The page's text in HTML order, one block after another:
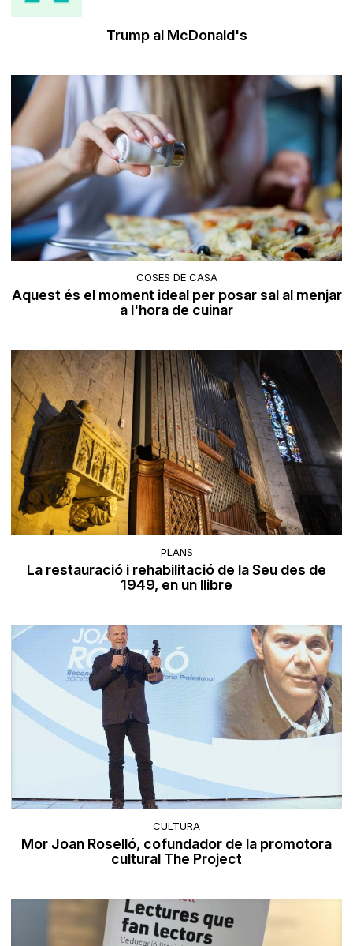
Trump al McDonald's
COSES DE CASA
Aquest és el moment ideal per posar sal al menjar
a l'hora de cuinar
PLANS
La restauració i rehabilitació de la Seu des de
1949, en un llibre
CULTURA
Mor Joan Roselló, cofundador de la promotora
cultural The Project